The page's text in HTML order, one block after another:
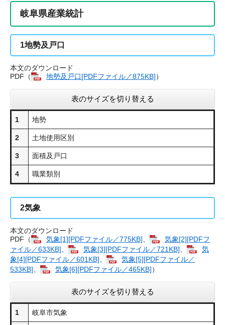
岐阜県産業統計
1地勢及戸口
本文のダウンロード
PDF（
地勢及戸口​[PDFファイル／875KB]）
表のサイズを切り替える
1 地勢
2 土地使用区別
3 面積及戸口
4 職業類別
2気象
本文のダウンロード
PDF（
気象​[1][PDFファイル／775KB]
気象​[2][PDFフ
ァイル／633KB]
気象​[3][PDFファイル／721KB]
気
象​[4][PDFファイル／601KB]
気象​[5][PDFファイル／
533KB]
気象​[6][PDFファイル／465KB]）
表のサイズを切り替える
1 岐阜市気象